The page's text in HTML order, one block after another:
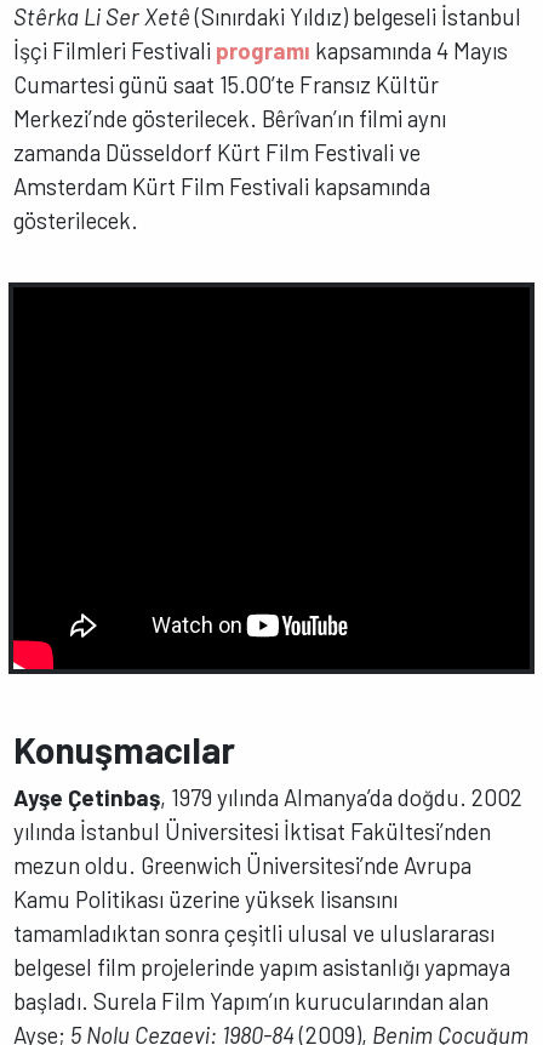
Stêrka Li Ser Xetê(Sınırdaki Yıldız) belgeseli İstanbul
İşçi Filmleri Festivali programı kapsamında 4 Mayıs
Cumartesi günü saat 15.00’te Fransız Kültür
Merkezi’nde gösterilecek. Bêrîvan’ın filmi aynı
zamanda Düsseldorf Kürt Film Festivali ve
Amsterdam Kürt Film Festivali kapsamında
gösterilecek.
Konuşmacılar
Ayşe Çetinbaş, 1979 yılında Almanya’da doğdu. 2002
yılında İstanbul Üniversitesi İktisat Fakültesi’nden
mezun oldu. Greenwich Üniversitesi’nde Avrupa
Kamu Politikası üzerine yüksek lisansını
tamamladıktan sonra çeşitli ulusal ve uluslararası
belgesel film projelerinde yapım asistanlığı yapmaya
başladı. Surela Film Yapım’ın kurucularından alan
Ayşe; 5 Nolu Cezaevi: 1980-84(2009), Benim Çocuğum